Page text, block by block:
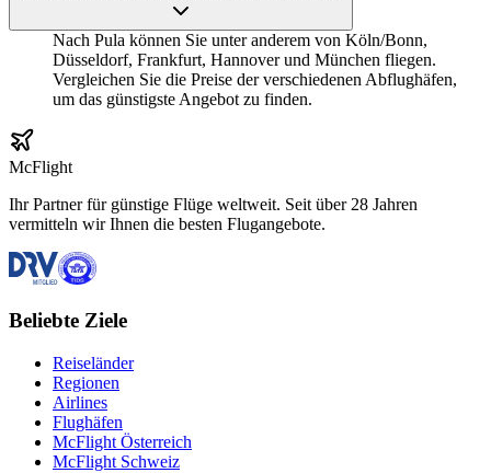
Nach Pula können Sie unter anderem von Köln/Bonn,
Düsseldorf, Frankfurt, Hannover und München fliegen.
Vergleichen Sie die Preise der verschiedenen Abflughäfen,
um das günstigste Angebot zu finden.
McFlight
Ihr Partner für günstige Flüge weltweit. Seit über 28 Jahren
vermitteln wir Ihnen die besten Flugangebote.
Beliebte Ziele
Reiseländer
Regionen
Airlines
Flughäfen
McFlight Österreich
McFlight Schweiz